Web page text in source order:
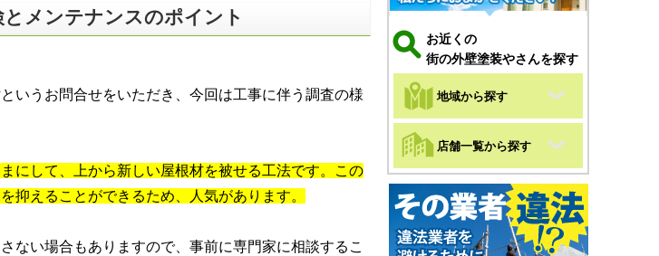
メンテナンスのポイント
いうお問合せをいただき、今回は工事に伴う調査の様
にして、上から新しい屋根材を被せる工法です。この
抑えることができるため、人気があります。
ない場合もありますので、事前に専門家に相談するこ
お近くの
街の外壁塗装やさんを探す
地域から探す
店舗一覧から探す